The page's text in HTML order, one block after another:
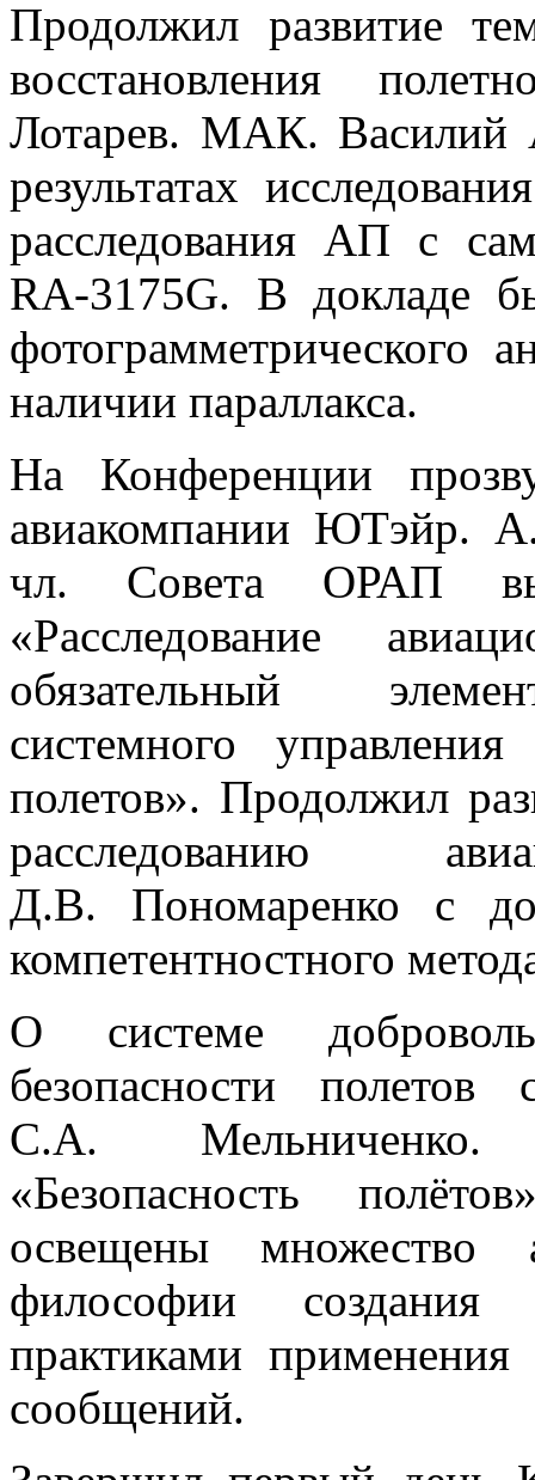
Продолжил развитие
восстановления
Лотарев. МАК. Василий
результатах
расследования АП с
RA-3175G. В докладе
фотограмметрического
наличии параллакса.
На Конференции
авиакомпании ЮТэйр.
чл. Совета ОРАП
«Расследование
обязательный
системного
полетов». Продолжил
расследованию
Д.В. Пономаренко с
компетентностного
О системе
безопасности полетов
С.А.
«Безопасность
освещены множество
философии создания
практиками
сообщений.